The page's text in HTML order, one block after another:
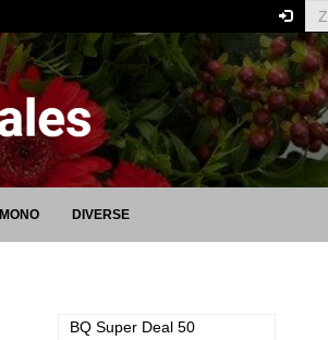
MONO DIVERSE
BQ Super Deal 50